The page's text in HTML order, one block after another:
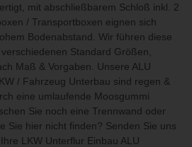
mit abschließbarem Schloß inkl. 2
/ Transportboxen eignen sich
Bodenabstand. Wir führen diese
Standard Größen,
Maß & Vorgaben. Unsere ALU
/ Fahrzeug Unterbau sind regen &
eine umlaufende Moosgummi
Sie noch eine Trennwand oder
Sie hier nicht finden? Senden Sie uns
LKW Unterflur Einbau ALU